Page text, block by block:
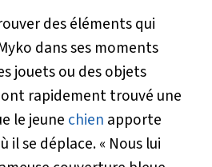
des éléments qui
dans ses moments
jouets ou des objets
rapidement trouvé une
le jeune chien apporte
il se déplace.« Nous lui